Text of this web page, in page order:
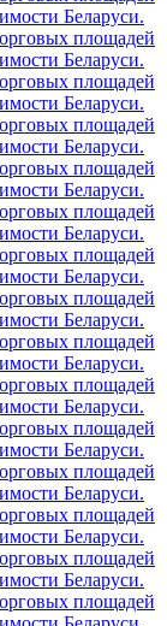
Беларуси.
площадей
Беларуси.
площадей
Беларуси.
площадей
Беларуси.
площадей
Беларуси.
площадей
Беларуси.
площадей
Беларуси.
площадей
Беларуси.
площадей
Беларуси.
площадей
Беларуси.
площадей
Беларуси.
площадей
Беларуси.
площадей
Беларуси.
площадей
Беларуси.
площадей